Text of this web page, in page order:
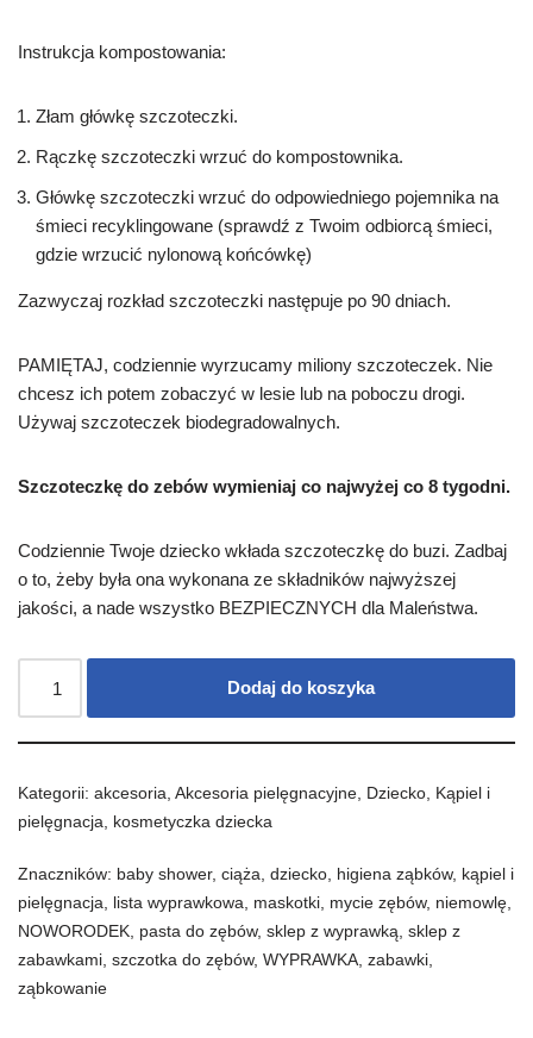
Instrukcja kompostowania:
Złam główkę szczoteczki.
Rączkę szczoteczki wrzuć do kompostownika.
Główkę szczoteczki wrzuć do odpowiedniego pojemnika na
śmieci recyklingowane (sprawdź z Twoim odbiorcą śmieci,
gdzie wrzucić nylonową końcówkę)
Zazwyczaj rozkład szczoteczki następuje po 90 dniach.
PAMIĘTAJ, codziennie wyrzucamy miliony szczoteczek. Nie
chcesz ich potem zobaczyć w lesie lub na poboczu drogi.
Używaj szczoteczek biodegradowalnych.
Szczoteczkę do zebów wymieniaj co najwyżej co 8 tygodni.
Codziennie Twoje dziecko wkłada szczoteczkę do buzi. Zadbaj
o to, żeby była ona wykonana ze składników najwyższej
jakości, a nade wszystko BEZPIECZNYCH dla Maleństwa.
Dodaj do koszyka
Kategorii: akcesoria, Akcesoria pielęgnacyjne, Dziecko, Kąpiel i
pielęgnacja, kosmetyczka dziecka
Znaczników: baby shower, ciąża, dziecko, higiena ząbków, kąpiel i
pielęgnacja, lista wyprawkowa, maskotki, mycie zębów, niemowlę,
NOWORODEK, pasta do zębów, sklep z wyprawką, sklep z
zabawkami, szczotka do zębów, WYPRAWKA, zabawki,
ząbkowanie